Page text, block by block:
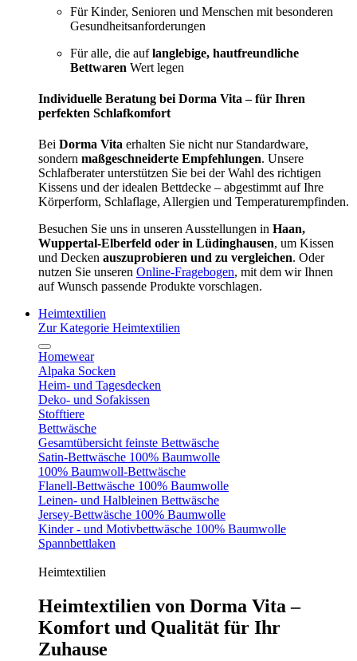
Für Kinder, Senioren und Menschen mit besonderen
Gesundheitsanforderungen
Für alle, die auflanglebige, hautfreundliche
Bettwaren Wert legen
Individuelle Beratung bei Dorma Vita – für Ihren
perfekten Schlafkomfort
Bei Dorma Vita erhalten Sie nicht nur Standardware,
sondern maßgeschneiderte Empfehlungen. Unsere
Schlafberater unterstützen Sie bei der Wahl des richtigen
Kissens und der idealen Bettdecke – abgestimmt auf Ihre
Körperform, Schlaflage, Allergien und Temperaturempfinden.
Besuchen Sie uns in unseren Ausstellungen in Haan,
Wuppertal-Elberfeld oder in Lüdinghausen, um Kissen
und Decken auszuprobieren und zu vergleichen. Oder
nutzen Sie unseren Online-Fragebogen, mit dem wir Ihnen
auf Wunsch passende Produkte vorschlagen.
Heimtextilien
Zur Kategorie Heimtextilien
Homewear
Alpaka Socken
Heim- und Tagesdecken
Deko- und Sofakissen
Stofftiere
Bettwäsche
Gesamtübersicht feinste Bettwäsche
Satin-Bettwäsche 100% Baumwolle
100% Baumwoll-Bettwäsche
Flanell-Bettwäsche 100% Baumwolle
Leinen- und Halbleinen Bettwäsche
Jersey-Bettwäsche 100% Baumwolle
Kinder - und Motivbettwäsche 100% Baumwolle
Spannbettlaken
Heimtextilien
Heimtextilien von Dorma Vita –
Komfort und Qualität für Ihr
Zuhause